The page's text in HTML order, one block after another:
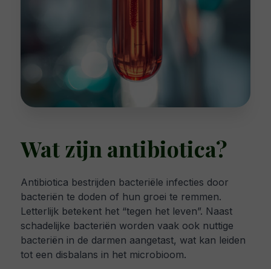
Wat zijn antibiotica?
Antibiotica bestrijden bacteriële infecties door
bacteriën te doden of hun groei te remmen.
Letterlijk betekent het “tegen het leven”. Naast
schadelijke bacteriën worden vaak ook nuttige
bacteriën in de darmen aangetast, wat kan leiden
tot een disbalans in het microbioom.